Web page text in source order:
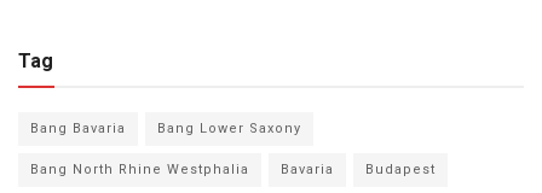
Tag
Bang Bavaria Bang Lower Saxony
Bang North Rhine Westphalia Bavaria Budapest